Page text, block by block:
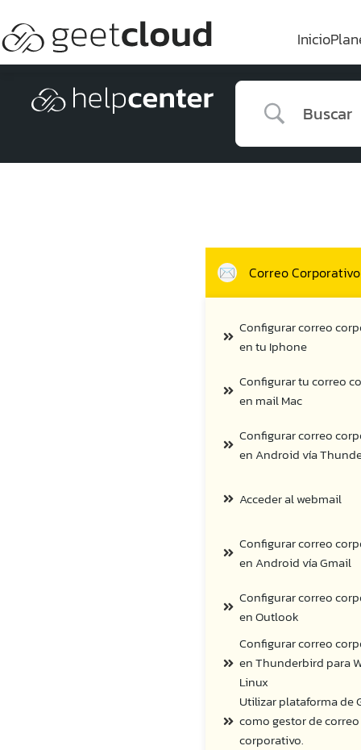
Inicio
Correo Corporativo
Configurar correo
en tu Iphone
Configurar tu correo
en mail Mac
Configurar correo
en Android vía
Acceder al webmail
Configurar correo
en Android vía Gmail
Configurar correo
en Outlook
Configurar correo
en Thunderbird para
Linux
Utilizar plataforma de
como gestor de correo
corporativo.